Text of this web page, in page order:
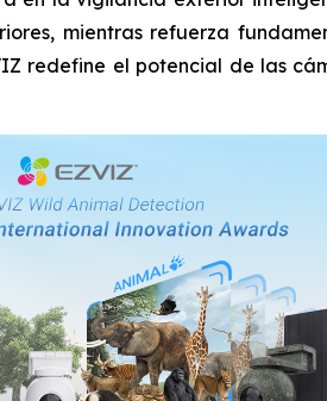
mientras refuerza
redefine el potencial de las